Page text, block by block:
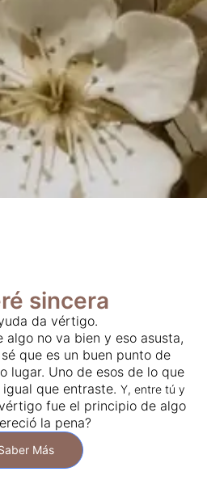
sincera
da vértigo.
algo no va bien y eso asusta,
que es un buen punto de
lugar. Uno de esos de lo que
que entraste. Y, entre tú y
fue el principio de algo
la pena?
Más